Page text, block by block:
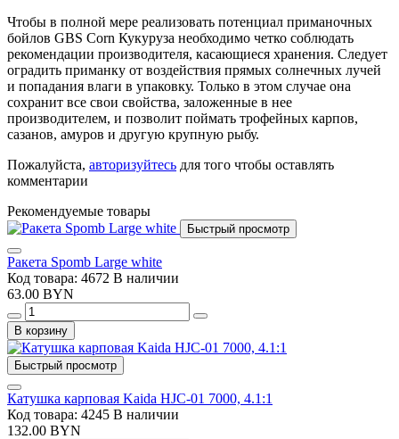
Чтобы в полной мере реализовать потенциал приманочных
бойлов GBS Corn Кукуруза необходимо четко соблюдать
рекомендации производителя, касающиеся хранения. Следует
оградить приманку от воздействия прямых солнечных лучей
и попадания влаги в упаковку. Только в этом случае она
сохранит все свои свойства, заложенные в нее
производителем, и позволит поймать трофейных карпов,
сазанов, амуров и другую крупную рыбу.
Пожалуйста, авторизуйтесь для того чтобы оставлять
комментарии
Рекомендуемые товары
Быстрый просмотр
Ракета Spomb Large white
Код товара: 4672 В наличии
63.00 BYN
В корзину
Быстрый просмотр
Катушка карповая Kaida HJC-01 7000, 4.1:1
Код товара: 4245 В наличии
132.00 BYN